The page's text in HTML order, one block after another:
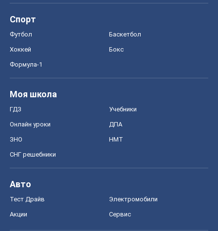
Спорт
Футбол Баскетбол
Хоккей Бокс
Формула-1
Моя школа
ГДЗ Учебники
Онлайн уроки ДПА
ЗНО НМТ
СНГ решебники
Авто
Тест Драйв Электромобили
Акции Сервис